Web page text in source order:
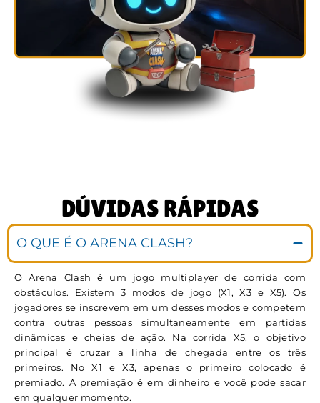
DÚVIDAS RÁPIDAS
O QUE É O ARENA CLASH?
O Arena Clash é um jogo multiplayer de corrida com
obstáculos. Existem 3 modos de jogo (X1, X3 e X5). Os
jogadores se inscrevem em um desses modos e competem
contra outras pessoas simultaneamente em partidas
dinâmicas e cheias de ação. Na corrida X5, o objetivo
principal é cruzar a linha de chegada entre os três
primeiros. No X1 e X3, apenas o primeiro colocado é
premiado. A premiação é em dinheiro e você pode sacar
em qualquer momento.